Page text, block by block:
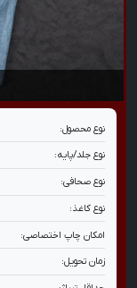
نوع محصول:
نوع جلد/پایه:
نوع صحافی:
نوع کاغذ:
امکان چاپ اختصاصی:
زمان تحویل: